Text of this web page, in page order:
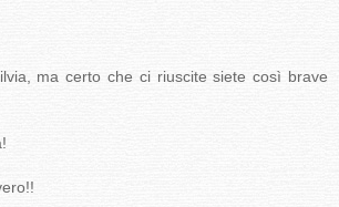
ma certo che ci riuscite siete così brave